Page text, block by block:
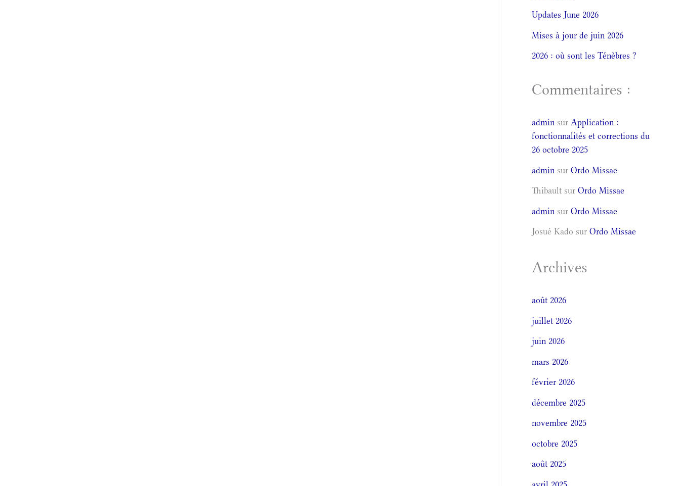
Updates June 2026
Mises à jour de juin 2026
2026 : où sont les Ténèbres ?
Commentaires :
admin surApplication :
fonctionnalités et corrections du
26 octobre 2025
admin surOrdo Missae
Thibault surOrdo Missae
admin surOrdo Missae
Josué Kado surOrdo Missae
Archives
août 2026
juillet 2026
juin 2026
mars 2026
février 2026
décembre 2025
novembre 2025
octobre 2025
août 2025